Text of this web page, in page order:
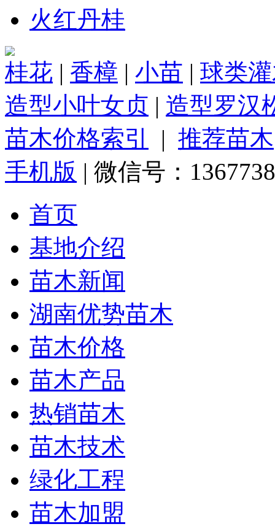
火红丹桂
桂花 | 香樟 | 小苗 | 球类
造型小叶女贞 | 造型罗汉
苗木价格索引
| 推荐苗木
手机版 | 微信号：
首页
基地介绍
苗木新闻
湖南优势苗木
苗木价格
苗木产品
热销苗木
苗木技术
绿化工程
苗木加盟